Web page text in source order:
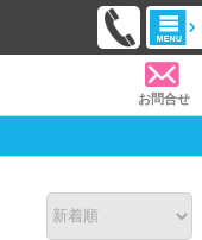
お問合せ